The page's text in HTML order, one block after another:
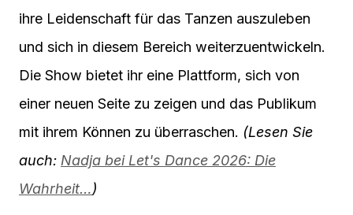
ihre Leidenschaft für das Tanzen auszuleben
und sich in diesem Bereich weiterzuentwickeln.
Die Show bietet ihr eine Plattform, sich von
einer neuen Seite zu zeigen und das Publikum
mit ihrem Können zu überraschen. (Lesen Sie
auch: Nadja bei Let's Dance 2026: Die
Wahrheit…)